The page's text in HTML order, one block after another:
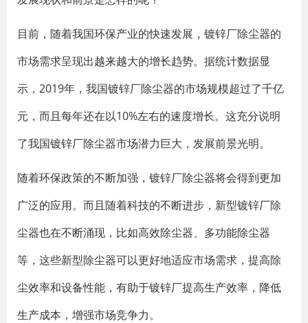
目前，随着我国环保产业的快速发展，镀锌厂除尘器的
市场需求呈现出越来越大的增长趋势。据统计数据显
示，2019年，我国镀锌厂除尘器的市场规模超过了千亿
元，而且每年还在以10%左右的速度增长。这充分说明
了我国镀锌厂除尘器市场潜力巨大，发展前景光明。
随着环保政策的不断加强，镀锌厂除尘器将会得到更加
广泛的应用。而且随着科技的不断进步，新型镀锌厂除
尘器也在不断涌现，比如高效除尘器、多功能除尘器
等，这些新型除尘器可以更好地适应市场需求，提高除
尘效率和设备性能，有助于镀锌厂提高生产效率，降低
生产成本，增强市场竞争力。